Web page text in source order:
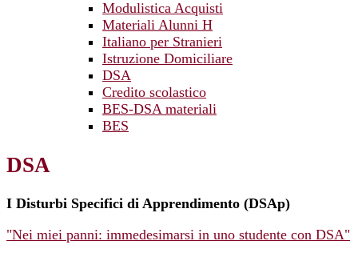
Modulistica Acquisti
Materiali Alunni H
Italiano per Stranieri
Istruzione Domiciliare
DSA
Credito scolastico
BES-DSA materiali
BES
DSA
I Disturbi Specifici di Apprendimento (DSAp)
"Nei miei panni: immedesimarsi in uno studente con DSA"